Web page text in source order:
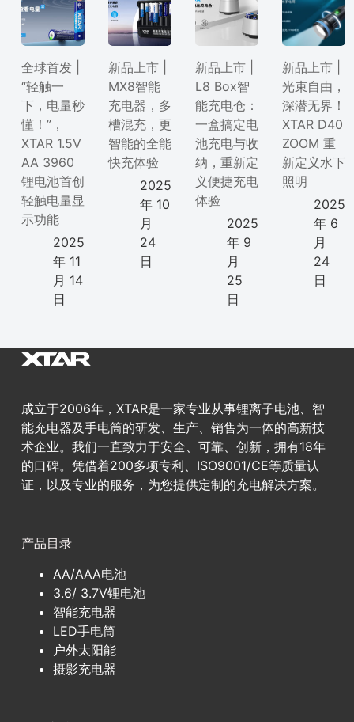
全球首发 |
“轻触一
下，电量秒
懂！”，
XTAR 1.5V
AA 3960
锂电池首创
轻触电量显
示功能
2025
年 11
月 14
日
新品上市 |
MX8智能
充电器，多
槽混充，更
智能的全能
快充体验
2025
年 10
月
24
日
新品上市 |
L8 Box智
能充电仓：
一盒搞定电
池充电与收
纳，重新定
义便捷充电
体验
2025
年 9
月
25
日
新品上市 |
光束自由，
深潜无界！
XTAR D40
ZOOM 重
新定义水下
照明
2025
年 6
月
24
日
成立于2006年，XTAR是一家专业从事锂离子电池、智
能充电器及手电筒的研发、生产、销售为一体的高新技
术企业。我们一直致力于安全、可靠、创新，拥有18年
的口碑。凭借着200多项专利、ISO9001/CE等质量认
证，以及专业的服务，为您提供定制的充电解决方案。
产品目录
AA/AAA电池
3.6/ 3.7V锂电池
智能充电器
LED手电筒
户外太阳能
摄影充电器